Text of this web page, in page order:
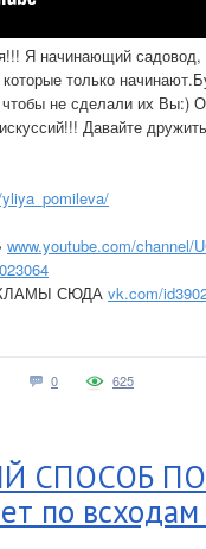
Я начинающий садовод,
только
не сделали их Вы:)
Давайте
www.youtube.com/channel/
СЮДА vk.com/
0 625
СПОСОБ
по